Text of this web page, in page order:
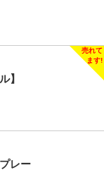
】
レー